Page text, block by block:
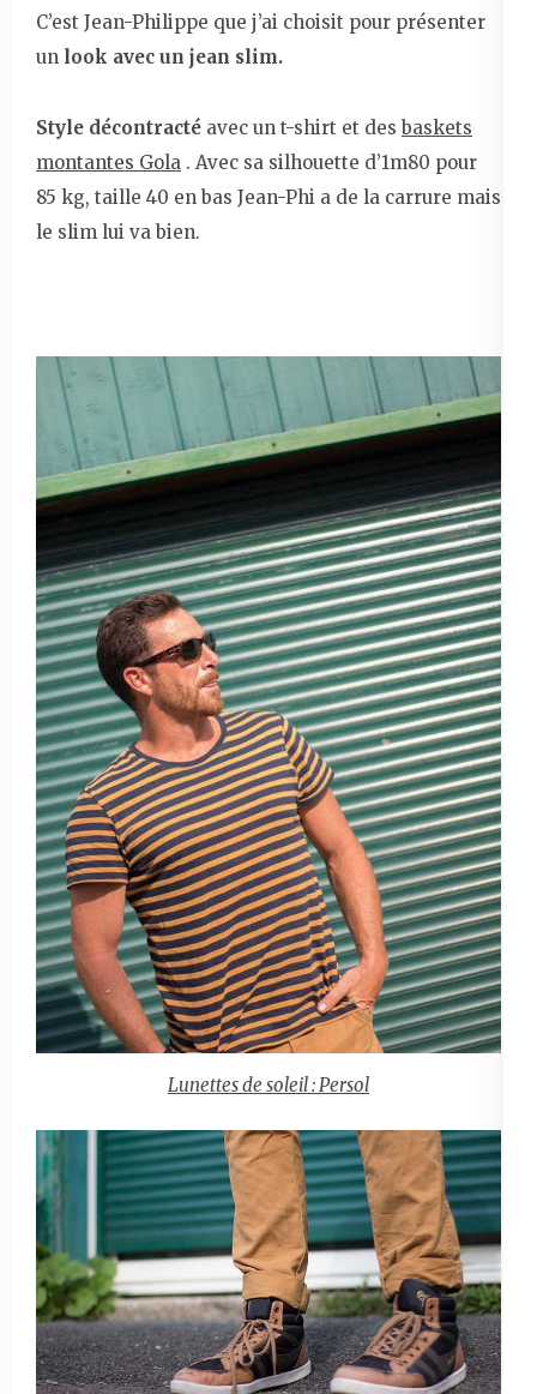
C’est Jean-Philippe que j’ai choisit pour présenter
un look avec un jean slim.
Style décontracté avec un t-shirt et desbaskets
montantes Gola . Avec sa silhouette d’1m80 pour
85 kg, taille 40 en bas Jean-Phi a de la carrure mais
le slim lui va bien.
Lunettes de soleil : Persol